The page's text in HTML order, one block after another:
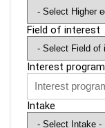
Field of interest
Interest program
Intake